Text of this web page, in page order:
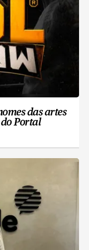
das artes
Portal